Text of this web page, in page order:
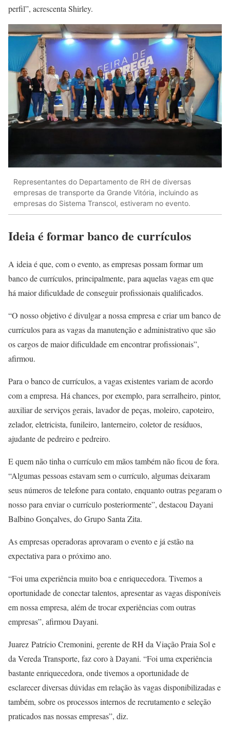
perfil”, acrescenta Shirley.
Representantes do Departamento de RH de diversas
empresas de transporte da Grande Vitória, incluindo as
empresas do Sistema Transcol, estiveram no evento.
Ideia é formar banco de currículos
A ideia é que, com o evento, as empresas possam formar um
banco de currículos, principalmente, para aquelas vagas em que
há maior dificuldade de conseguir profissionais qualificados.
“O nosso objetivo é divulgar a nossa empresa e criar um banco de
currículos para as vagas da manutenção e administrativo que são
os cargos de maior dificuldade em encontrar profissionais”,
afirmou.
Para o banco de currículos, a vagas existentes variam de acordo
com a empresa. Há chances, por exemplo, para serralheiro, pintor,
auxiliar de serviços gerais, lavador de peças, moleiro, capoteiro,
zelador, eletricista, funileiro, lanterneiro, coletor de resíduos,
ajudante de pedreiro e pedreiro.
E quem não tinha o currículo em mãos também não ficou de fora.
“Algumas pessoas estavam sem o currículo, algumas deixaram
seus números de telefone para contato, enquanto outras pegaram o
nosso para enviar o currículo posteriormente”, destacou Dayani
Balbino Gonçalves, do Grupo Santa Zita.
As empresas operadoras aprovaram o evento e já estão na
expectativa para o próximo ano.
“Foi uma experiência muito boa e enriquecedora. Tivemos a
oportunidade de conectar talentos, apresentar as vagas disponíveis
em nossa empresa, além de trocar experiências com outras
empresas”, afirmou Dayani.
Juarez Patrício Cremonini, gerente de RH da Viação Praia Sol e
da Vereda Transporte, faz coro à Dayani. “Foi uma experiência
bastante enriquecedora, onde tivemos a oportunidade de
esclarecer diversas dúvidas em relação às vagas disponibilizadas e
também, sobre os processos internos de recrutamento e seleção
praticados nas nossas empresas”, diz.